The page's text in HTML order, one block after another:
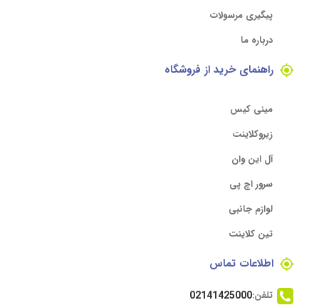
پیگیری مرسولات
درباره ما
راهنمای خرید از فروشگاه
مینی کیس
زیروکلاینت
آل این وان
سرور اچ پی
لوازم جانبی
تین کلاینت
اطلاعات تماس
تلفن:02141425000